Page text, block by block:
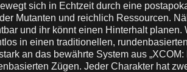
sich in Echtzeit durch eine
Mutanten und reichlich Ressourcen.
und ihr könnt einen Hinterhalt planen.
in einen traditionellen,
an das bewährte System aus „XCOM:
Zügen. Jeder Charakter hat